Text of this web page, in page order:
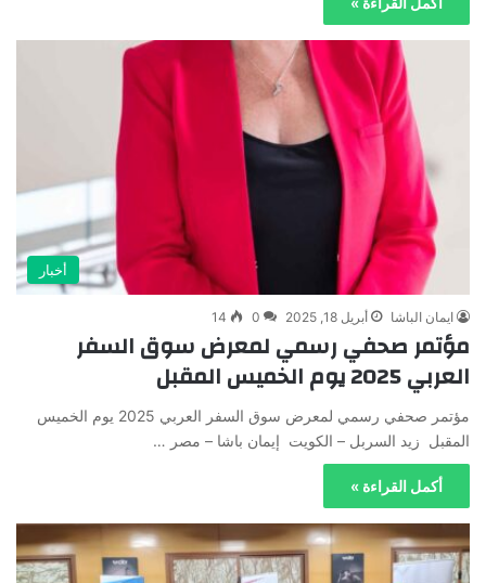
أخبار
ايمان الباشا أبريل 18, 2025 0
14
مؤتمر صحفي رسمي لمعرض سوق السفر
العربي 2025 يوم الخميس المقبل ‬
مؤتمر صحفي رسمي لمعرض سوق السفر العربي 2025 يوم الخميس
المقبل ‬ زيد السربل – الكويت إيمان باشا – مصر …
أكمل القراءة »